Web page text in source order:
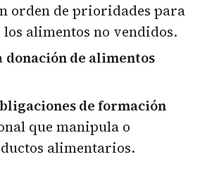
orden de prioridades para
los alimentos no vendidos.
donación de alimentos
de formación
que manipula o
alimentarios.